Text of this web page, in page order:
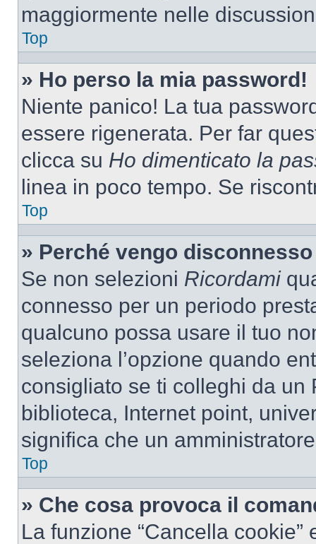
maggiormente nelle
Top
» Ho perso la mia password!
Niente panico! La tua
essere rigenerata. Per far
clicca su Ho dimenticato la
linea in poco tempo. Se
Top
» Perché vengo
Se non selezioni Ricordami
connesso per un periodo
qualcuno possa usare il tuo
seleziona l’opzione quando
consigliato se ti colleghi da un
biblioteca, Internet point,
significa che un
Top
» Che cosa provoca il
La funzione “Cancella